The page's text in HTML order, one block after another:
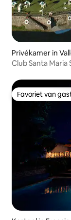
Privékamer in
Club Santa
Favoriet van
Favoriet van